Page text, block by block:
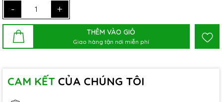
- +
THÊM VÀO GIỎ
Giao hàng tận nơi miễn phí
CAM KẾT CỦA CHÚNG TÔI